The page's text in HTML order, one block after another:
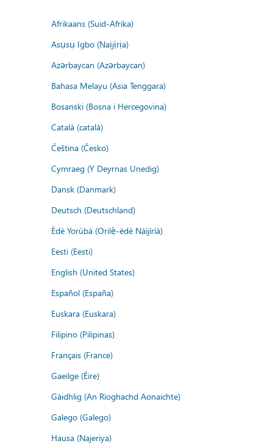
Afrikaans (Suid-Afrika)
Asụsụ Igbo (Naịjịrịa)
Azərbaycan (Azərbaycan)
Bahasa Melayu (Asia Tenggara)
Bosanski (Bosna i Hercegovina)
Català (català)
Čeština (Česko)
Cymraeg (Y Deyrnas Unedig)
Dansk (Danmark)
Deutsch (Deutschland)
Èdè Yorùbá (Orilẹ̀-èdè Nàìjíríà)
Eesti (Eesti)
English (United States)
Español (España)
Euskara (Euskara)
Filipino (Pilipinas)
Français (France)
Gaeilge (Éire)
Gàidhlig (An Rìoghachd Aonaichte)
Galego (Galego)
Hausa (Najeriya)